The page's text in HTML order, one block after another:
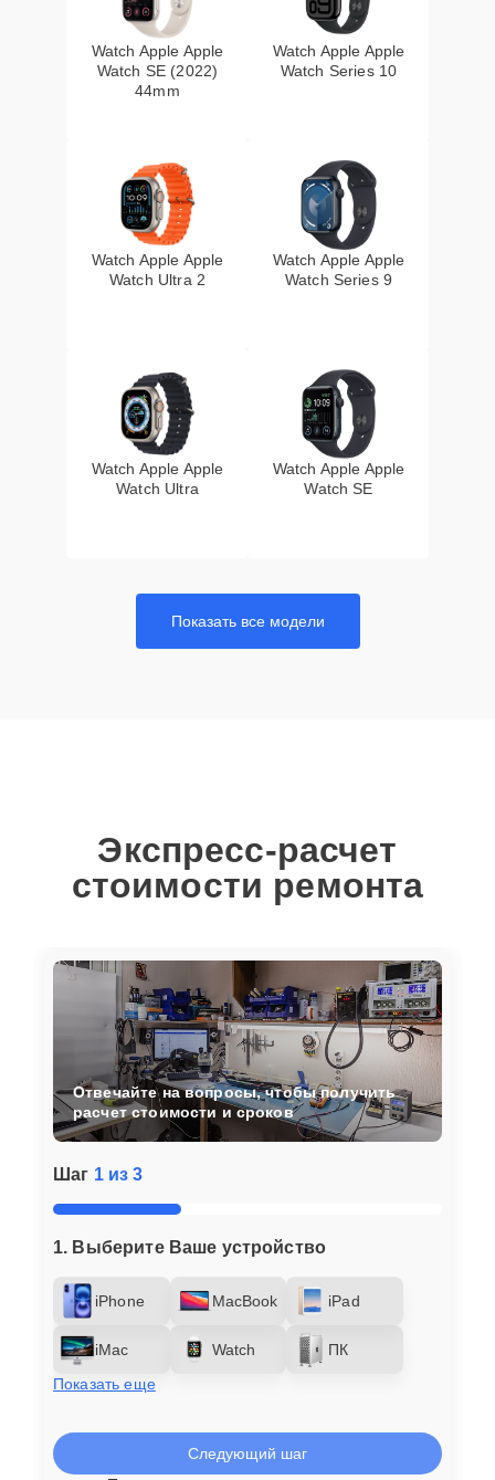
Watch Apple Apple
Watch SE (2022)
44mm
Watch Apple Apple
Watch Series 10
Watch Apple Apple
Watch Ultra 2
Watch Apple Apple
Watch Series 9
Watch Apple Apple
Watch Ultra
Watch Apple Apple
Watch SE
Показать все модели
Экспресс-расчет
стоимости ремонта
Шаг 1 из 3
1. Выберите Ваше устройство
iPhone MacBook iPad
iMac Watch
ПК
Показать еще
Отвечайте на вопросы, чтобы получить
расчет стоимости и сроков
Следующий шаг